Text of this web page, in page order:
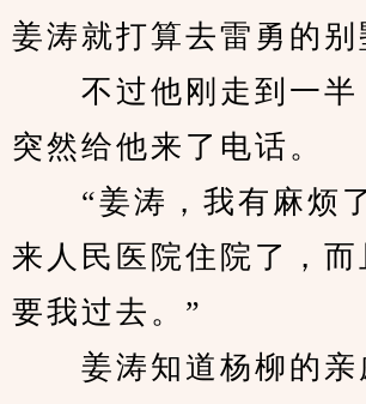
姜涛就打算去雷勇的别
不过他刚走到一半
突然给他来了电话。
“姜涛，我有麻烦
来人民医院住院了，而
要我过去。”
姜涛知道杨柳的亲